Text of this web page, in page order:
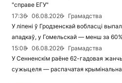
"справе ЕГУ"
17:36
06.08.2026
Грамадства
У ліпені ў Гродзенскай вобласці
ападкаў, у Гомельскай — менш за 60%
15:08
06.08.2026
Грамадства
У Сенненскім раёне 62-гадовая
сужыцеля — распачатая